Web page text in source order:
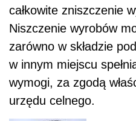
całkowite zniszczenie
Niszczenie wyrobów
zarówno w składzie
w innym miejscu
wymogi, za zgodą
urzędu celnego.